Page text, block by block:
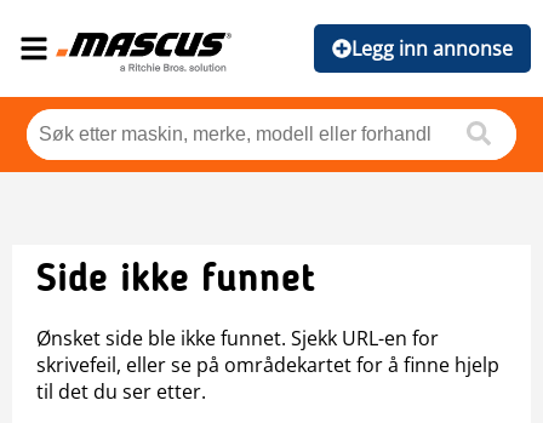
Legg inn annonse
Side ikke funnet
Ønsket side ble ikke funnet. Sjekk URL-en for
skrivefeil, eller se på områdekartet for å finne hjelp
til det du ser etter.